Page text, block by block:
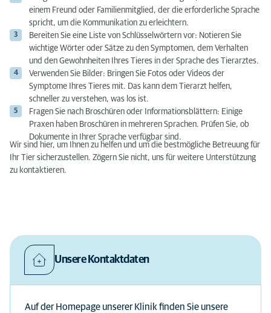
einem Freund oder Familienmitglied, der die erforderliche Sprache
spricht, um die Kommunikation zu erleichtern.
Bereiten Sie eine Liste von Schlüsselwörtern vor: Notieren Sie
wichtige Wörter oder Sätze zu den Symptomen, dem Verhalten
und den Gewohnheiten Ihres Tieres in der Sprache des Tierarztes.
Verwenden Sie Bilder: Bringen Sie Fotos oder Videos der
Symptome Ihres Tieres mit. Das kann dem Tierarzt helfen,
schneller zu verstehen, was los ist.
Fragen Sie nach Broschüren oder Informationsblättern: Einige
Praxen haben Broschüren in mehreren Sprachen. Prüfen Sie, ob
Dokumente in Ihrer Sprache verfügbar sind.
Wir sind hier, um Ihnen zu helfen und um die bestmögliche Betreuung für
Ihr Tier sicherzustellen. Zögern Sie nicht, uns für weitere Unterstützung
zu kontaktieren.
Unsere Kontaktdaten
Auf der Homepage unserer Klinik finden Sie unsere